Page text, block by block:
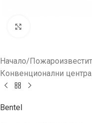
Начало/
Конвенционални
Bentel